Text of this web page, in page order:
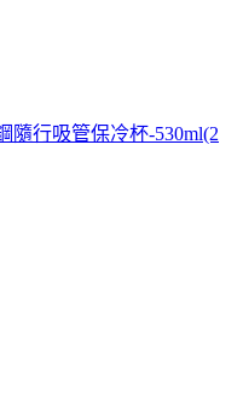
隨行吸管保冷杯-530ml(2